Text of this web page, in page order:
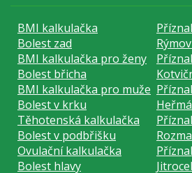
BMI kalkulačka
Bolest zad
BMI kalkulačka pro ženy
Bolest břicha
BMI kalkulačka pro muže
Bolest v krku
Těhotenská kalkulačka
Bolest v podbřišku
Ovulační kalkulačka
Bolest hlavy
Jitrocel